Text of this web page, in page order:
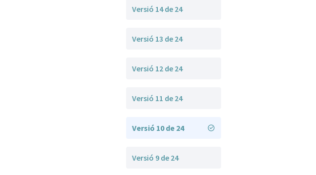
Versió 14 de 24
Versió 13 de 24
Versió 12 de 24
Versió 11 de 24
Versió 10 de 24
Versió 9 de 24